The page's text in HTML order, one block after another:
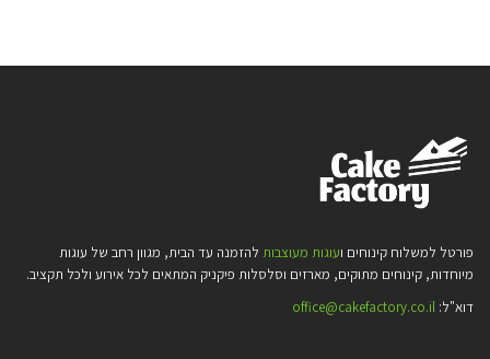
פורטל למשלוח קינוחים ועוגות מעוצבות להזמנה עד הבית, מגוון רחב של עוגות
מיוחדות, קינוחים מתוקים, מארזים וסלסלות פיקניק המתאים לכל אירוע ולכל תקציב.
דוא"ל: office@cakefactory.co.il